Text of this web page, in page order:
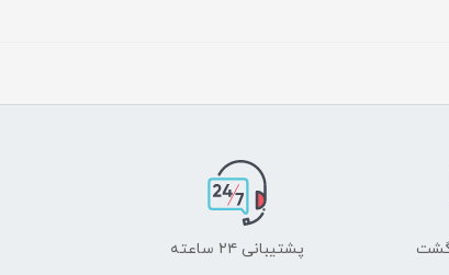
پشتیبانی ۲۴ ساعته